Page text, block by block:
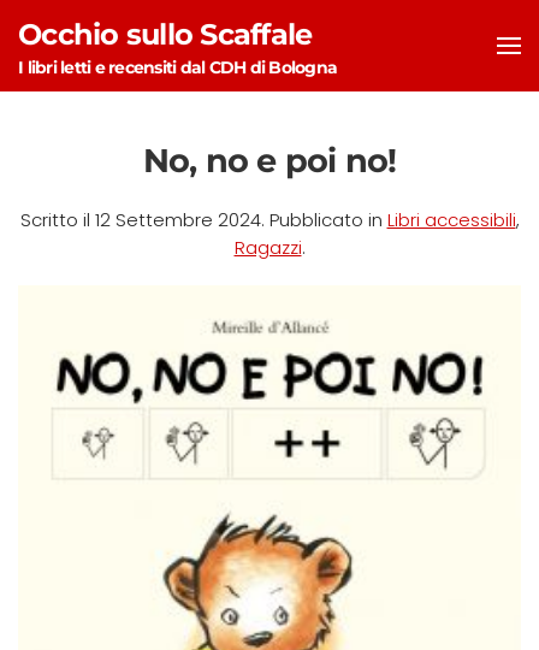
Skip to main content
Occhio sullo Scaffale
I libri letti e recensiti dal CDH di Bologna
No, no e poi no!
Scritto il 12 Settembre 2024. Pubblicato in Libri accessibili,
Ragazzi.